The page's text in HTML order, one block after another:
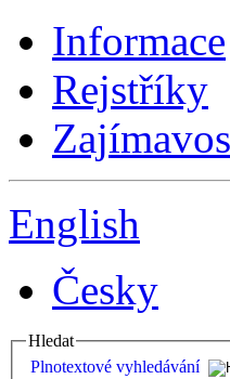
Informace
Rejstříky
English
Česky
Hledat
Plnotextové vyhledávání